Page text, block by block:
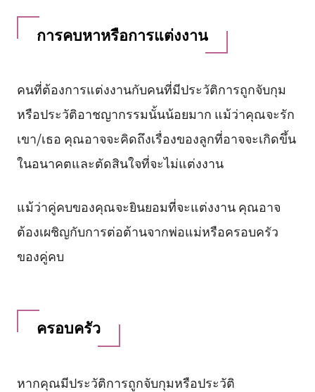
การคบหาหรือการแต่งงาน
คนที่ต้องการแต่งงานกับคนที่มีประวัติการถูกจับกุม
หรือประวัติอาชญากรรมนั้นน้อยมาก แม้ว่าคุณจะรัก
เขา/เธอ คุณอาจจะคิดถึงเรื่องของลูกที่อาจจะเกิดขึ้น
ในอนาคตและตัดสินใจที่จะไม่แต่งงาน
แม้ว่าคู่คบของคุณจะยินยอมที่จะแต่งงาน คุณอาจ
ต้องเผชิญกับการต่อต้านจากพ่อแม่หรือครอบครัว
ของคู่คบ
ครอบครัว
หากคุณมีประวัติการถูกจับกุมหรือประวัติ